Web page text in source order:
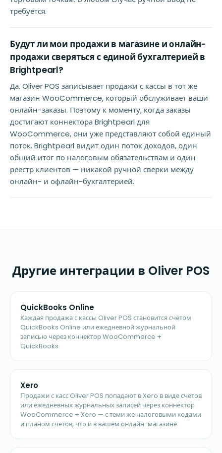
требуется.
Будут ли мои продажи в магазине и онлайн-
продажи сверяться с единой бухгалтерией в
Brightpearl?
Да. Oliver POS записывает продажи с кассы в тот же
магазин WooCommerce, который обслуживает ваши
онлайн-заказы. Поэтому к моменту, когда заказы
достигают коннектора Brightpearl для
WooCommerce, они уже представляют собой единый
поток. Brightpearl видит один поток доходов, один
общий итог по налоговым обязательствам и один
реестр клиентов — никакой ручной сверки между
онлайн- и офлайн-бухгалтерией.
Другие интеграции в Oliver POS
QuickBooks Online
Каждая продажа с кассы Oliver POS становится счётом
QuickBooks Online или ежедневной журнальной
записью через коннектор WooCommerce +
QuickBooks.
Xero
Продажи с касс Oliver POS попадают в Xero в виде счетов
или ежедневных журнальных записей через коннектор
WooCommerce + Xero — с теми же налоговыми кодами
и планом счетов, что и в вашем онлайн-магазине.